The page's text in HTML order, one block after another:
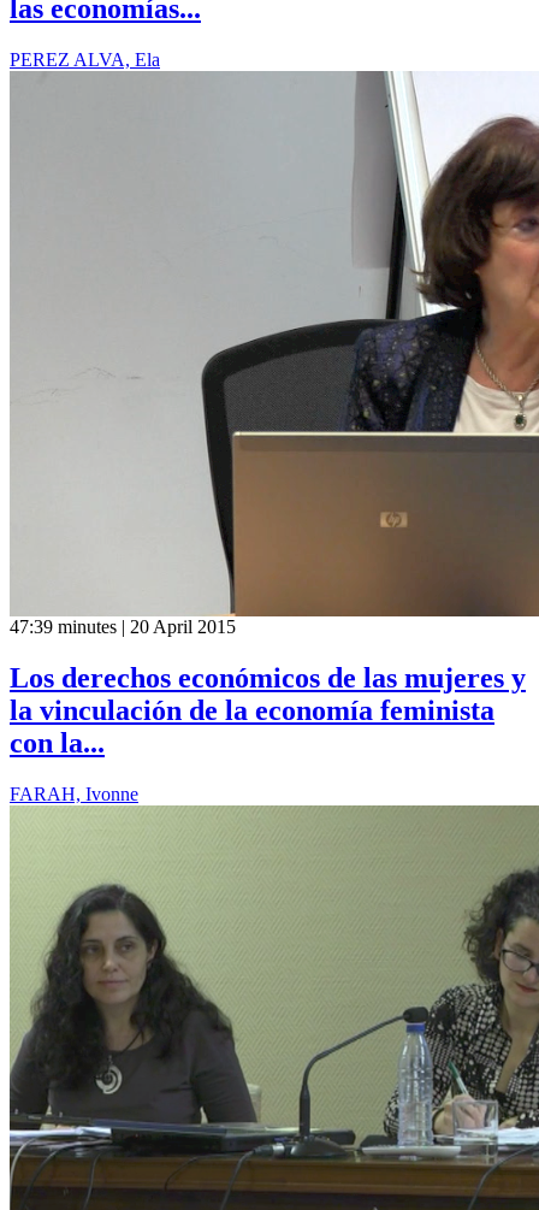
las economías...
PEREZ ALVA, Ela
47:39 minutes | 20 April 2015
Los derechos económicos de las mujeres y
la vinculación de la economía feminista
con la...
FARAH, Ivonne